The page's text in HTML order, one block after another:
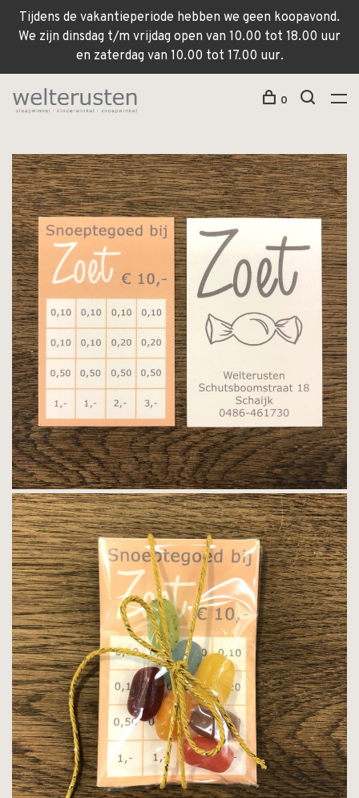
Tijdens de vakantieperiode hebben we geen koopavond.
We zijn dinsdag t/m vrijdag open van 10.00 tot 18.00 uur
en zaterdag van 10.00 tot 17.00 uur.
0